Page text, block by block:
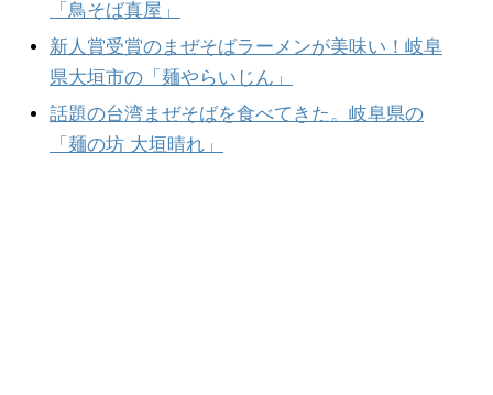
「鳥そば真屋」
新人賞受賞のまぜそばラーメンが美味い！岐阜
県大垣市の「麺やらいじん」
話題の台湾まぜそばを食べてきた。岐阜県の
「麺の坊 大垣晴れ」